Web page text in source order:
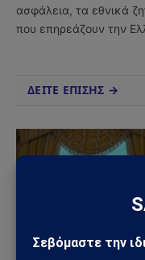
ασφάλεια, τα εθνικά
που επηρεάζουν την
ΔΕΙΤΕ ΕΠΙΣΗΣ →